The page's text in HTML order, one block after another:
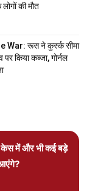
की मौत
रूस ने कुर्स्क सीमा
किया कब्जा, गोर्नल
केस में और भी कई बड़े